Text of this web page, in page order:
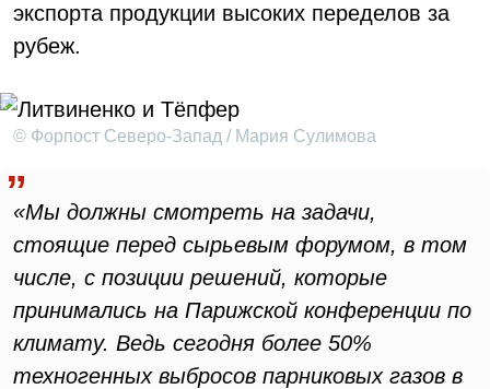
экспорта продукции высоких переделов за
рубеж.
© Форпост Северо-Запад / Мария Сулимова
«Мы должны смотреть на задачи,
стоящие перед сырьевым форумом, в том
числе, с позиции решений, которые
принимались на Парижской конференции по
климату. Ведь сегодня более 50%
техногенных выбросов парниковых газов в